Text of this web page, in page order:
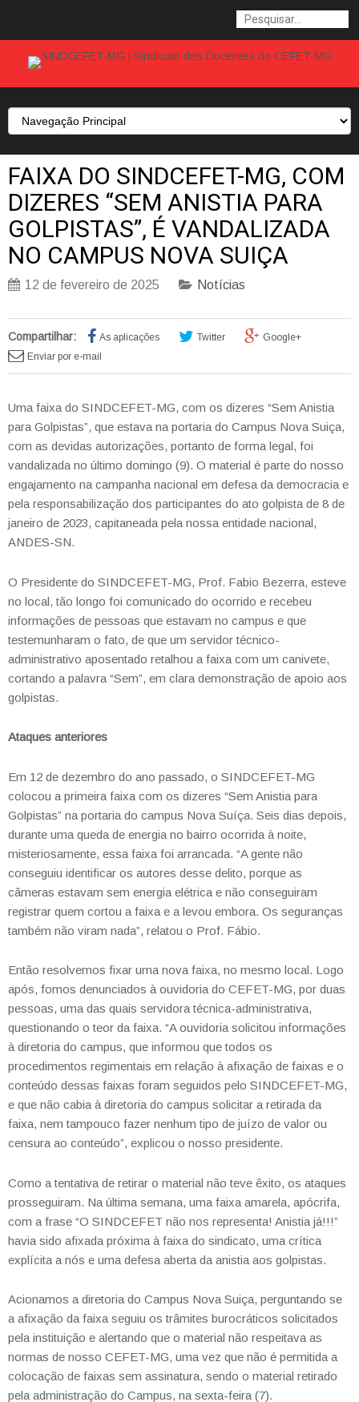
FAIXA DO SINDCEFET-MG, COM
DIZERES “SEM ANISTIA PARA
GOLPISTAS”, É VANDALIZADA
NO CAMPUS NOVA SUIÇA
12 de fevereiro de 2025 Notícias
Compartilhar: As aplicações Twitter
Google+
Enviar por e-mail
Uma faixa do SINDCEFET-MG, com os dizeres “Sem Anistia
para Golpistas”, que estava na portaria do Campus Nova Suiça,
com as devidas autorizações, portanto de forma legal, foi
vandalizada no último domingo (9). O material é parte do nosso
engajamento na campanha nacional em defesa da democracia e
pela responsabilização dos participantes do ato golpista de 8 de
janeiro de 2023, capitaneada pela nossa entidade nacional,
ANDES-SN.
O Presidente do SINDCEFET-MG, Prof. Fabio Bezerra, esteve
no local, tão longo foi comunicado do ocorrido e recebeu
informações de pessoas que estavam no campus e que
testemunharam o fato, de que um servidor técnico-
administrativo aposentado retalhou a faixa com um canivete,
cortando a palavra “Sem”, em clara demonstração de apoio aos
golpistas.
Ataques anteriores
Em 12 de dezembro do ano passado, o SINDCEFET-MG
colocou a primeira faixa com os dizeres “Sem Anistia para
Golpistas” na portaria do campus Nova Suíça. Seis dias depois,
durante uma queda de energia no bairro ocorrida à noite,
misteriosamente, essa faixa foi arrancada. “A gente não
conseguiu identificar os autores desse delito, porque as
câmeras estavam sem energia elétrica e não conseguiram
registrar quem cortou a faixa e a levou embora. Os seguranças
também não viram nada”, relatou o Prof. Fábio.
Então resolvemos fixar uma nova faixa, no mesmo local. Logo
após, fomos denunciados à ouvidoria do CEFET-MG, por duas
pessoas, uma das quais servidora técnica-administrativa,
questionando o teor da faixa. “A ouvidoria solicitou informações
à diretoria do campus, que informou que todos os
procedimentos regimentais em relação à afixação de faixas e o
conteúdo dessas faixas foram seguidos pelo SINDCEFET-MG,
e que não cabia à diretoria do campus solicitar a retirada da
faixa, nem tampouco fazer nenhum tipo de juízo de valor ou
censura ao conteúdo”, explicou o nosso presidente.
Como a tentativa de retirar o material não teve êxito, os ataques
prosseguiram. Na última semana, uma faixa amarela, apócrifa,
com a frase “O SINDCEFET não nos representa! Anistia já!!!”
havia sido afixada próxima à faixa do sindicato, uma crítica
explícita a nós e uma defesa aberta da anistia aos golpistas.
Acionamos a diretoria do Campus Nova Suiça, perguntando se
a afixação da faixa seguiu os trâmites burocráticos solicitados
pela instituição e alertando que o material não respeitava as
normas de nosso CEFET-MG, uma vez que não é permitida a
colocação de faixas sem assinatura, sendo o material retirado
pela administração do Campus, na sexta-feira (7).